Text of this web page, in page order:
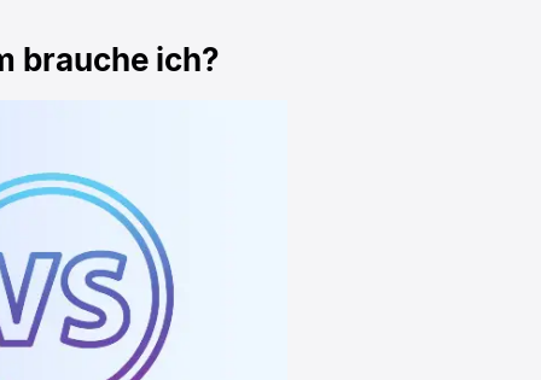
brauche ich?